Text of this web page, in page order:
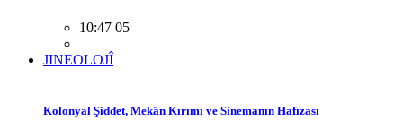
10:47 05
JINEOLOJÎ
Kolonyal Şiddet, Mekân Kırımı ve Sinemanın Hafızası